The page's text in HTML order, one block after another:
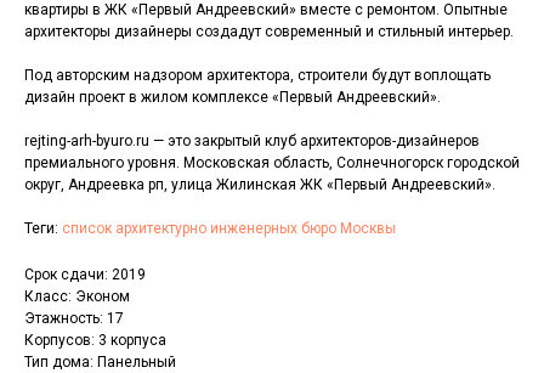
квартиры в ЖК «Первый Андреевский» вместе с ремонтом. Опытные
архитекторы дизайнеры создадут современный и стильный интерьер.
Под авторским надзором архитектора, строители будут воплощать
дизайн проект в жилом комплексе «Первый Андреевский».
rejting-arh-byuro.ru — это закрытый клуб архитекторов-дизайнеров
премиального уровня. Московская область, Солнечногорск городской
округ, Андреевка рп, улица Жилинская ЖК «Первый Андреевский».
Теги: список архитектурно инженерных бюро Москвы
Срок сдачи: 2019
Класс: Эконом
Этажность: 17
Корпусов: 3 корпуса
Тип дома: Панельный